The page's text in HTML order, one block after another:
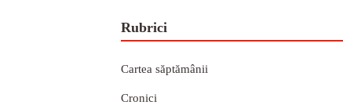
Rubrici
Cartea săptămânii
Cronici